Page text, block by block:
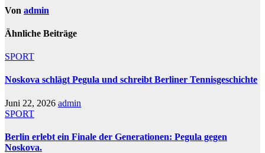
Von admin
Ähnliche Beiträge
SPORT
Noskova schlägt Pegula und schreibt Berliner Tennisgeschichte
Juni 22, 2026 admin
SPORT
Berlin erlebt ein Finale der Generationen: Pegula gegen
Noskova.